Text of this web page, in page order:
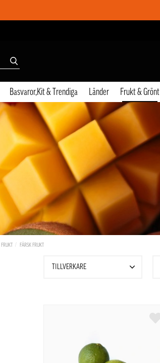
Basvaror,Kit & Trendiga Länder Frukt & Grönt
FRUKT FÄRSK FRUKT
TILLVERKARE